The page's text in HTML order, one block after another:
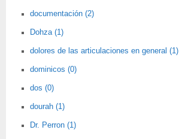
documentación (2)
Dohza (1)
dolores de las articulaciones en general (1)
dominicos (0)
dos (0)
dourah (1)
Dr. Perron (1)